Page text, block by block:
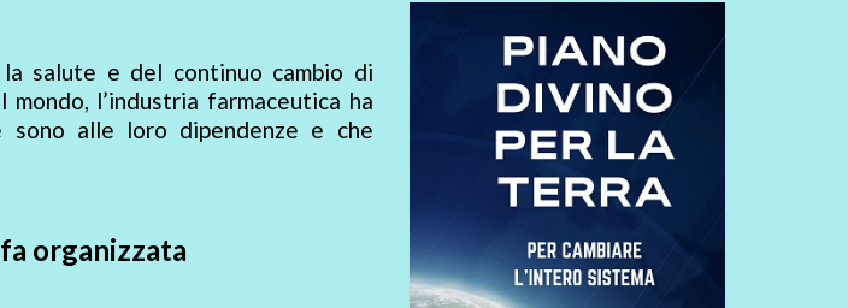
salute e del continuo cambio di
l’industria farmaceutica ha
alle loro dipendenze e che
organizzata